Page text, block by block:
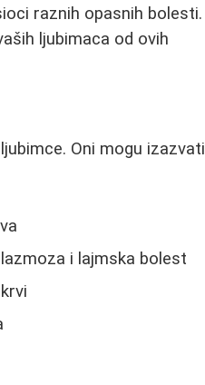
raznih opasnih bolesti.
ljubimaca od ovih
Oni mogu izazvati
i lajmska bolest